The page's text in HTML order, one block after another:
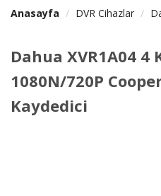
Anasayfa DVR Cihazlar
Dahua XVR1A04
1080N/720P
Kaydedici